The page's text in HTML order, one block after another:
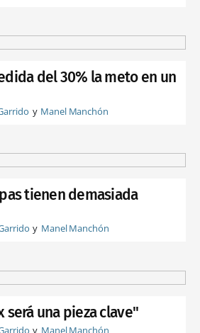
del 30% la meto en un
Manel Manchón
tienen demasiada
Manel Manchón
será una pieza clave"
Manel Manchón